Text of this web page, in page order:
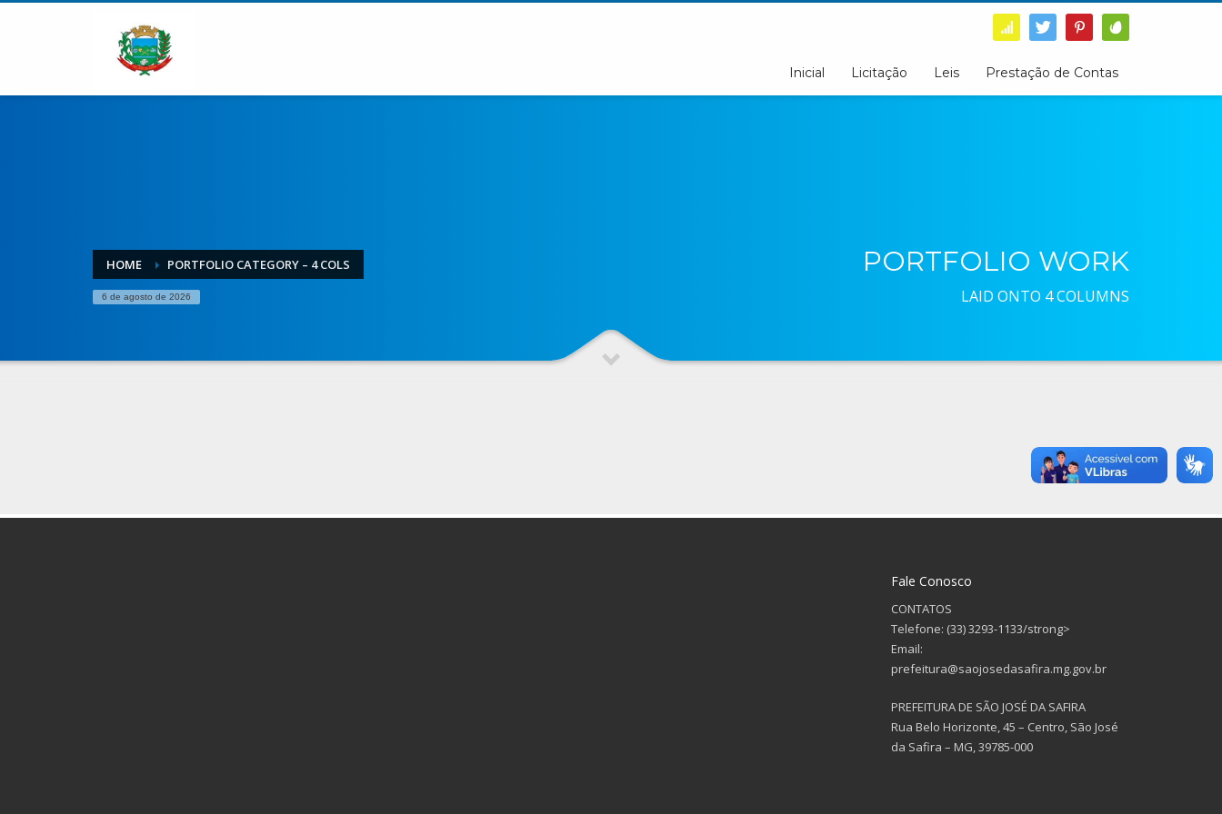
Inicial Licitação Leis Prestação de Contas
HOME PORTFOLIO CATEGORY – 4 COLS
6 de agosto de 2026
PORTFOLIO WORK
LAID ONTO 4 COLUMNS
Fale Conosco
CONTATOS
Telefone: (33) 3293-1133/strong>
Email:
prefeitura@saojosedasafira.mg.gov.br
PREFEITURA DE SÃO JOSÉ DA SAFIRA
Rua Belo Horizonte, 45 – Centro, São José
da Safira – MG, 39785-000